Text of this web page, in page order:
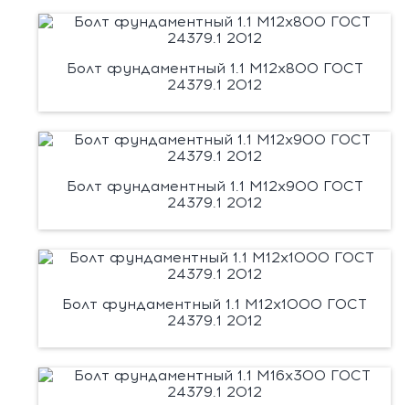
Болт фундаментный 1.1 М12х800 ГОСТ
24379.1 2012
Болт фундаментный 1.1 М12х900 ГОСТ
24379.1 2012
Болт фундаментный 1.1 М12х1000 ГОСТ
24379.1 2012